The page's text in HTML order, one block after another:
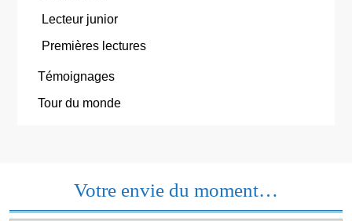
Lecteur junior
Premières lectures
Témoignages
Tour du monde
Votre envie du moment…